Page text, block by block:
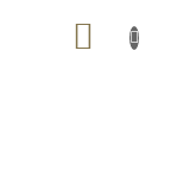
KOSÁR